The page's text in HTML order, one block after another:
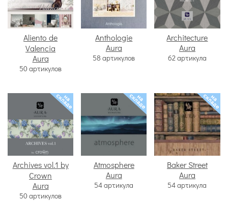
Aliento de
Valencia
Aura
50 артикулов
Anthologie
Aura
58 артикулов
Architecture
Aura
62 артикула
Archives vol.1 by
Crown
Aura
50 артикулов
Atmosphere
Aura
54 артикула
Baker Street
Aura
54 артикула